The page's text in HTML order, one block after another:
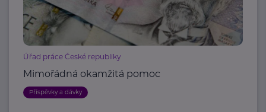
Úřad práce České republiky
Mimořádná okamžitá pomoc
Příspěvky a dávky